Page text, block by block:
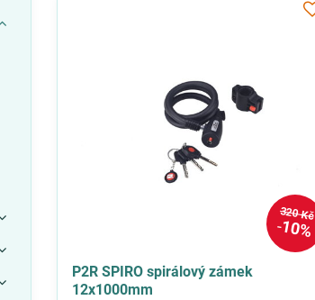
320 Kč
10%
P2R SPIRO spirálový zámek
12x1000mm